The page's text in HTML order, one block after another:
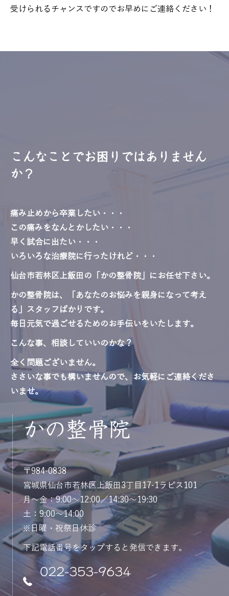
受けられるチャンスですのでお早めにご連絡ください！
こんなことでお困りではありません
か？
痛み止めから卒業したい・・・
この痛みをなんとかしたい・・・
早く試合に出たい・・・
いろいろな治療院に行ったけれど・・・
仙台市若林区上飯田の「かの整骨院」にお任せ下さい。
かの整骨院は、「あなたのお悩みを親身になって考え
る」スタッフばかりです。
毎日元気で過ごせるためのお手伝いをいたします。
こんな事、相談していいのかな？
全く問題ございません。
ささいな事でも構いませんので、お気軽にご連絡くださ
いませ。
かの整骨院
〒984-0838
宮城県仙台市若林区上飯田3丁目17-1ラピス101
月～金：9:00～12:00／14:30～19:30
土：9:00～14:00
※日曜・祝祭日休診
下記電話番号をタップすると発信できます。
022-353-9634